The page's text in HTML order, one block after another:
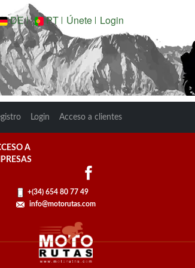
DE PT Únete Login
Login Acceso a clientes
A
+(34) 654 80 77 49
info@motorutas.com